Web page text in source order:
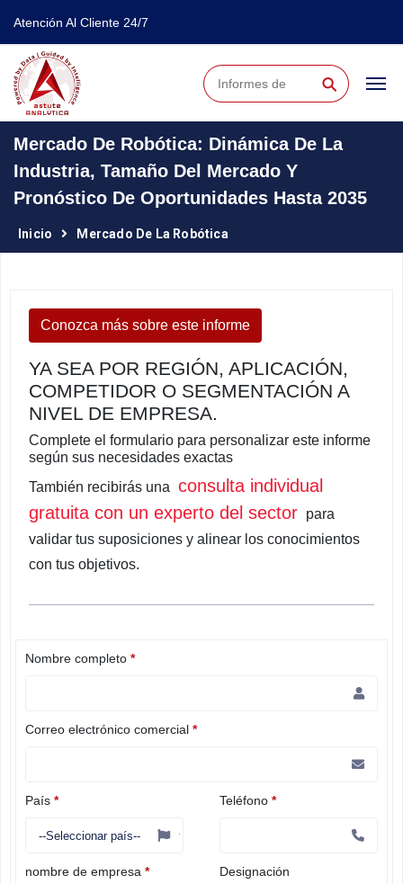
Atención Al Cliente 24/7
⚲
Mercado De Robótica: Dinámica De La
Industria, Tamaño Del Mercado Y
Pronóstico De Oportunidades Hasta 2035
Inicio Mercado De La Robótica
Conozca más sobre este informe
YA SEA POR REGIÓN, APLICACIÓN,
COMPETIDOR O SEGMENTACIÓN A
NIVEL DE EMPRESA.
Complete el formulario para personalizar este informe
según sus necesidades exactas
También recibirás una consulta individual
gratuita con un experto del sector para
validar tus suposiciones y alinear los conocimientos
con tus objetivos.
Nombre completo *
Correo electrónico comercial *
País * Teléfono *
nombre de empresa * Designación